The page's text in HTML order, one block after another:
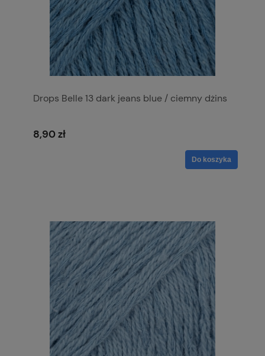
Drops Belle 13 dark jeans blue / ciemny dżins
8,90 zł
Do koszyka